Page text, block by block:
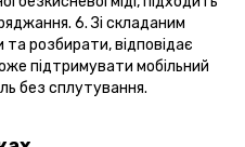
6. Зі складаним
розбирати, відповідає
підтримувати мобільний
без сплутування.